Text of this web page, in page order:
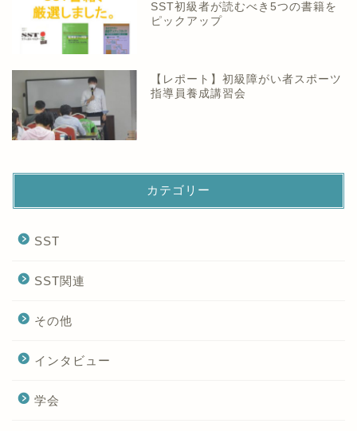
SST初級者が読むべき5つの書籍を
ピックアップ
【レポート】初級障がい者スポーツ
指導員養成講習会
カテゴリー
SST
SST関連
その他
インタビュー
学会